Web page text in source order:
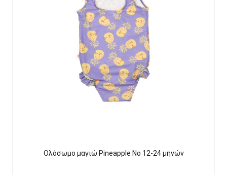
Ολόσωμο μαγιώ Pineapple Νο 12-24 μηνών